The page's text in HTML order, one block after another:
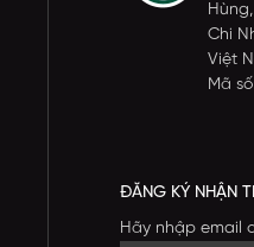
Chi
Việt
Mã
ĐĂNG KÝ NHẬN
Hãy nhập email